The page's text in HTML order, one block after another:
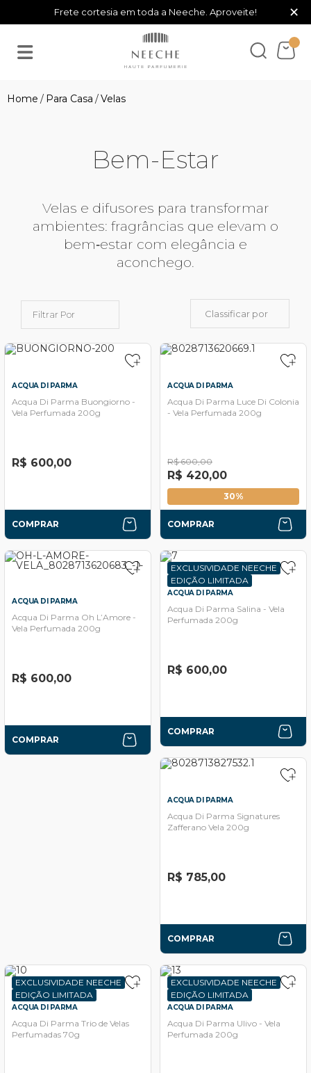
Frete cortesia em toda a Neeche. Aproveite! ×
Para Casa Velas
Bem-Estar
Velas e difusores para transformar
ambientes: fragrâncias que elevam o
bem‑estar com elegância e
aconchego.
Filtrar Por Classificar por
ACQUA DI PARMA
Acqua Di Parma Buongiorno -
Vela Perfumada 200g
R$ 600,00
COMPRAR
ACQUA DI PARMA
Acqua Di Parma Luce Di Colonia
- Vela Perfumada 200g
R$ 600,00
R$ 420,00
30%
COMPRAR
ACQUA DI PARMA
Acqua Di Parma Oh L’Amore -
Vela Perfumada 200g
R$ 600,00
COMPRAR
EXCLUSIVIDADE NEECHE
EDIÇÃO LIMITADA
ACQUA DI PARMA
Acqua Di Parma Salina - Vela
Perfumada 200g
R$ 600,00
COMPRAR
ACQUA DI PARMA
Acqua Di Parma Signatures
Zafferano Vela 200g
R$ 785,00
COMPRAR
EXCLUSIVIDADE NEECHE
EDIÇÃO LIMITADA
ACQUA DI PARMA
Acqua Di Parma Trio de Velas
Perfumadas 70g
EXCLUSIVIDADE NEECHE
EDIÇÃO LIMITADA
ACQUA DI PARMA
Acqua Di Parma Ulivo - Vela
Perfumada 200g